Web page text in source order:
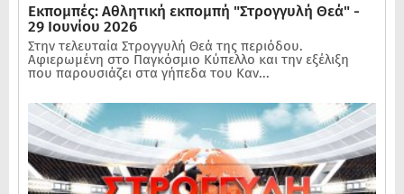
Εκπομπές: Αθλητική εκπομπή "Στρογγυλή Θεά" -
29 Ιουνίου 2026
Στην τελευταία Στρογγυλή Θεά της περιόδου.
Αφιερωμένη στο Παγκόσμιο Κύπελλο και την εξέλιξη
που παρουσιάζει στα γήπεδα του Καν...